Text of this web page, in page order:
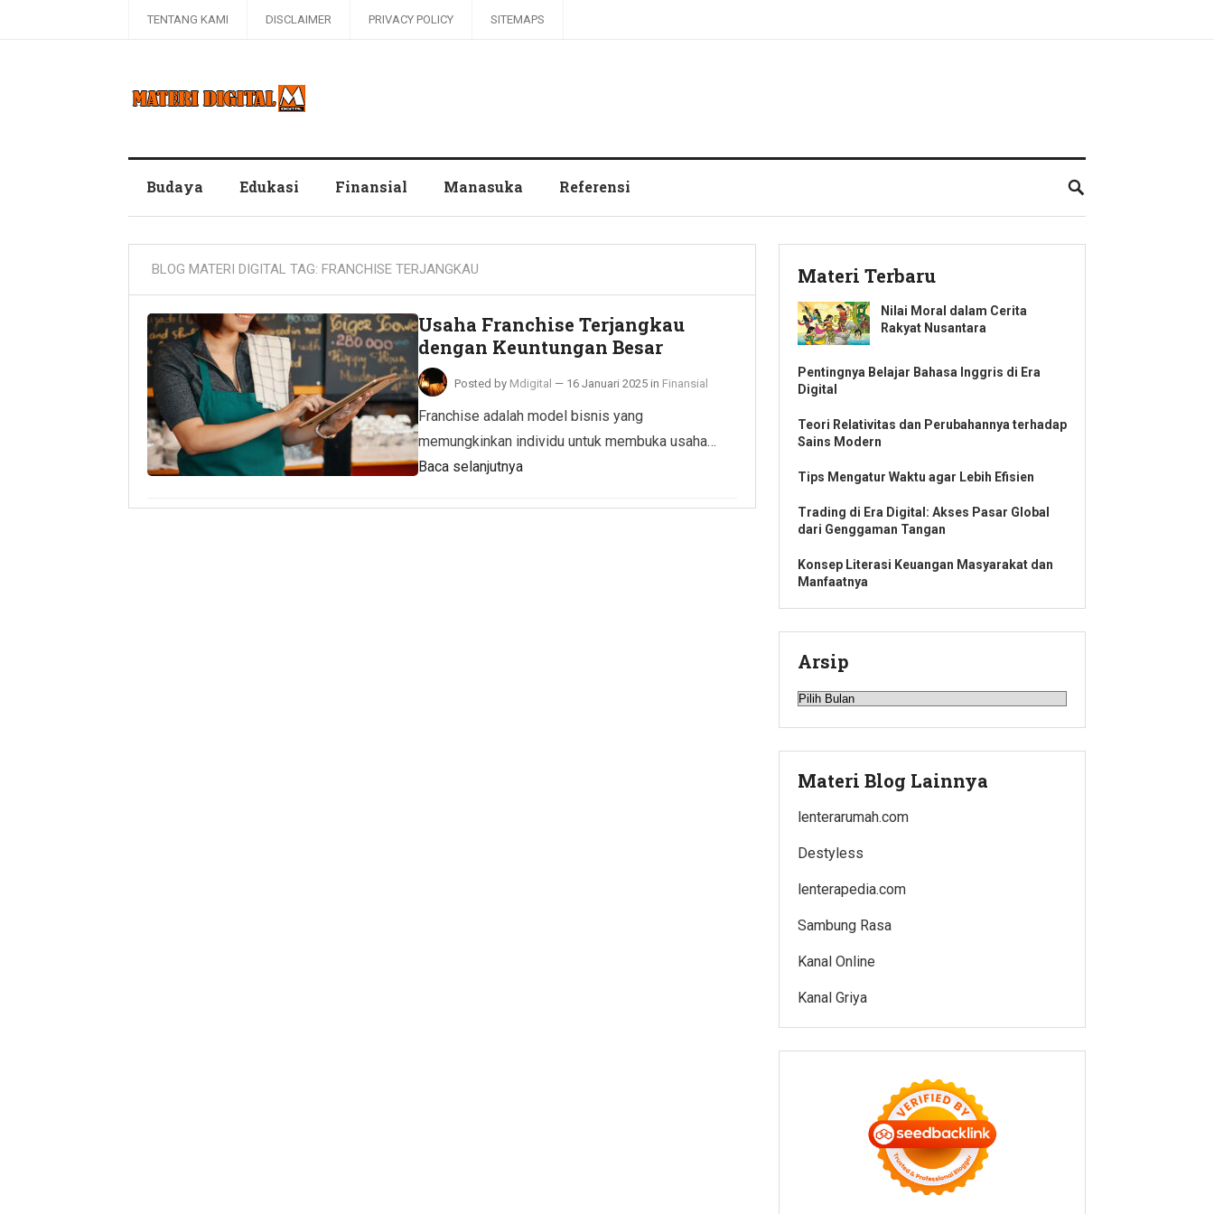
TENTANG KAMI DISCLAIMER PRIVACY POLICY SITEMAPS
Budaya Edukasi Finansial Manasuka Referensi
BLOG MATERI DIGITAL TAG: FRANCHISE TERJANGKAU
Usaha Franchise Terjangkau
dengan Keuntungan Besar
Posted by Mdigital — 16 Januari 2025 in Finansial
Franchise adalah model bisnis yang
memungkinkan individu untuk membuka usaha…
Baca selanjutnya
Materi Terbaru
Nilai Moral dalam Cerita
Rakyat Nusantara
Pentingnya Belajar Bahasa Inggris di Era
Digital
Teori Relativitas dan Perubahannya terhadap
Sains Modern
Tips Mengatur Waktu agar Lebih Efisien
Trading di Era Digital: Akses Pasar Global
dari Genggaman Tangan
Konsep Literasi Keuangan Masyarakat dan
Manfaatnya
Arsip
Arsip
Materi Blog Lainnya
lenterarumah.com
Destyless
lenterapedia.com
Sambung Rasa
Kanal Online
Kanal Griya